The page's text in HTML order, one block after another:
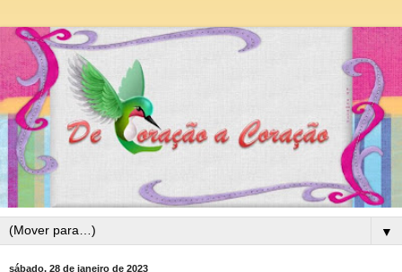
▼
sábado, 28 de janeiro de 2023